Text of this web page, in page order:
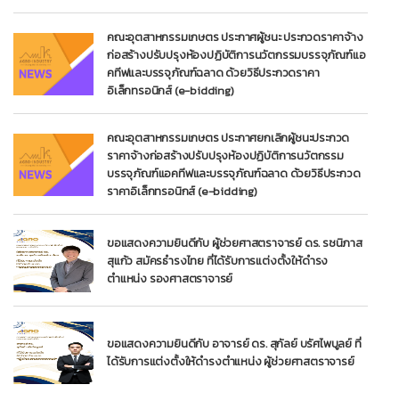
คณะอุตสาหกรรมเกษตร ประกาศผู้ชนะ ประกวดราคาจ้าง
ก่อสร้างปรับปรุงห้องปฏิบัติการนวัตกรรมบรรจุภัณฑ์แอ
คทีฟและบรรจุภัณฑ์ฉลาด ด้วยวิธีประกวดราคา
อิเล็กทรอนิกส์ (e-bidding)
คณะอุตสาหกรรมเกษตร ประกาศยกเลิกผู้ชนะประกวด
ราคาจ้างก่อสร้างปรับปรุงห้องปฏิบัติการนวัตกรรม
บรรจุภัณฑ์แอคทีฟและบรรจุภัณฑ์ฉลาด ด้วยวิธีประกวด
ราคาอิเล็กทรอนิกส์ (e-bidding)
ขอแสดงความยินดีกับ ผู้ช่วยศาสตราจารย์ ดร. รชนิภาส
สุแก้ว สมัครธำรงไทย ที่ได้รับการแต่งตั้งให้ดำรง
ตำแหน่ง รองศาสตราจารย์
ขอแสดงความยินดีกับ อาจารย์ ดร. สุกัลย์ บรัศไพบูลย์ ที่
ได้รับการแต่งตั้งให้ดำรงตำแหน่ง ผู้ช่วยศาสตราจารย์